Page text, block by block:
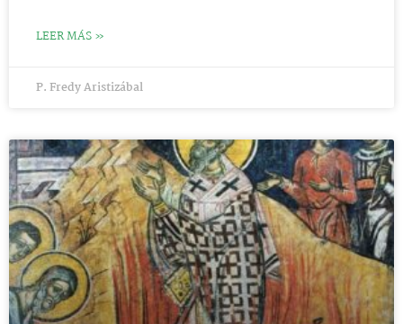
LEER MÁS »
P. Fredy Aristizábal